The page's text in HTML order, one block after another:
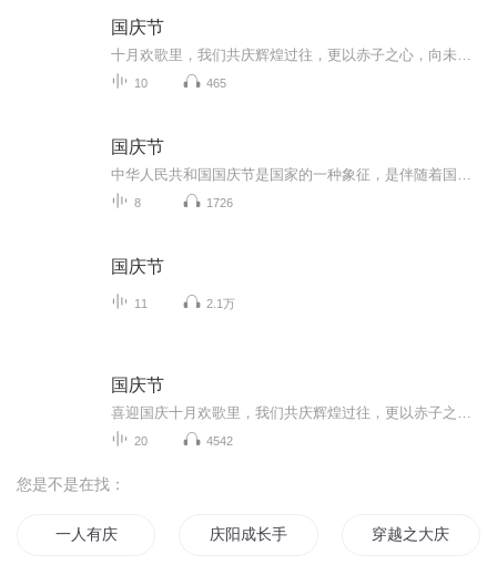
国庆节
10 465
国庆节
8 1726
国庆节
11 2.1万
国庆节
20 4542
您是不是在找：
一人有庆 庆阳成长手札 穿越之大庆帝国